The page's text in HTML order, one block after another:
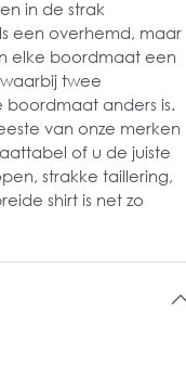
in de strak
een overhemd, maar
elke boordmaat een
twee
anders is.
van onze merken
of u de juiste
strakke taillering,
shirt is net zo